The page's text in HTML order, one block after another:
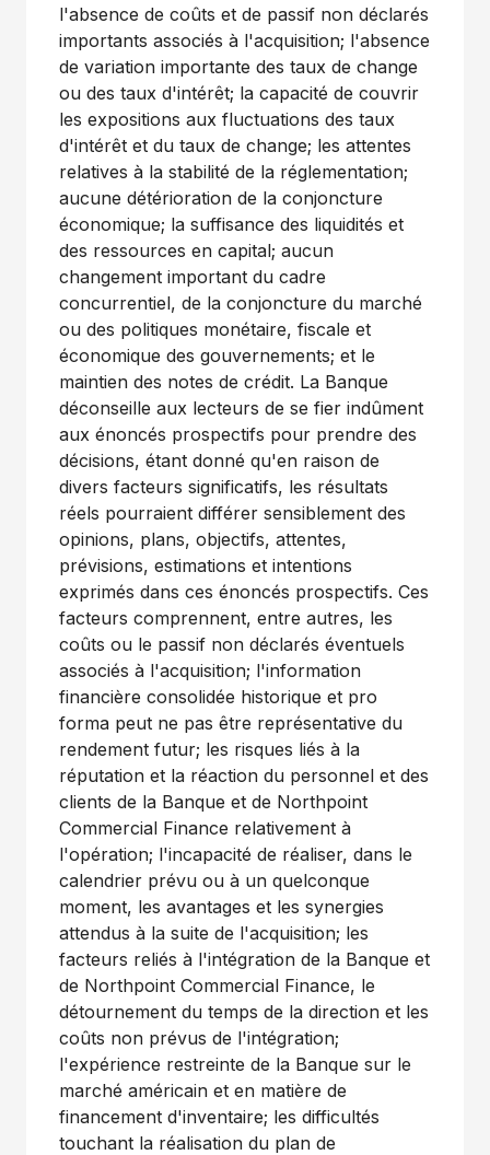
l'absence de coûts et de passif non déclarés
importants associés à l'acquisition; l'absence
de variation importante des taux de change
ou des taux d'intérêt; la capacité de couvrir
les expositions aux fluctuations des taux
d'intérêt et du taux de change; les attentes
relatives à la stabilité de la réglementation;
aucune détérioration de la conjoncture
économique; la suffisance des liquidités et
des ressources en capital; aucun
changement important du cadre
concurrentiel, de la conjoncture du marché
ou des politiques monétaire, fiscale et
économique des gouvernements; et le
maintien des notes de crédit. La Banque
déconseille aux lecteurs de se fier indûment
aux énoncés prospectifs pour prendre des
décisions, étant donné qu'en raison de
divers facteurs significatifs, les résultats
réels pourraient différer sensiblement des
opinions, plans, objectifs, attentes,
prévisions, estimations et intentions
exprimés dans ces énoncés prospectifs. Ces
facteurs comprennent, entre autres, les
coûts ou le passif non déclarés éventuels
associés à l'acquisition; l'information
financière consolidée historique et pro
forma peut ne pas être représentative du
rendement futur; les risques liés à la
réputation et la réaction du personnel et des
clients de la Banque et de Northpoint
Commercial Finance relativement à
l'opération; l'incapacité de réaliser, dans le
calendrier prévu ou à un quelconque
moment, les avantages et les synergies
attendus à la suite de l'acquisition; les
facteurs reliés à l'intégration de la Banque et
de Northpoint Commercial Finance, le
détournement du temps de la direction et les
coûts non prévus de l'intégration;
l'expérience restreinte de la Banque sur le
marché américain et en matière de
financement d'inventaire; les difficultés
touchant la réalisation du plan de